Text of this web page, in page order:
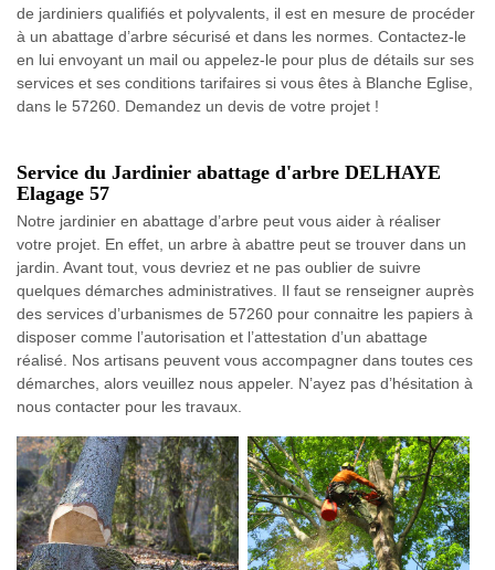
de jardiniers qualifiés et polyvalents, il est en mesure de procéder
à un abattage d’arbre sécurisé et dans les normes. Contactez-le
en lui envoyant un mail ou appelez-le pour plus de détails sur ses
services et ses conditions tarifaires si vous êtes à Blanche Eglise,
dans le 57260. Demandez un devis de votre projet !
Service du Jardinier abattage d'arbre DELHAYE
Elagage 57
Notre jardinier en abattage d’arbre peut vous aider à réaliser
votre projet. En effet, un arbre à abattre peut se trouver dans un
jardin. Avant tout, vous devriez et ne pas oublier de suivre
quelques démarches administratives. Il faut se renseigner auprès
des services d’urbanismes de 57260 pour connaitre les papiers à
disposer comme l’autorisation et l’attestation d’un abattage
réalisé. Nos artisans peuvent vous accompagner dans toutes ces
démarches, alors veuillez nous appeler. N’ayez pas d’hésitation à
nous contacter pour les travaux.